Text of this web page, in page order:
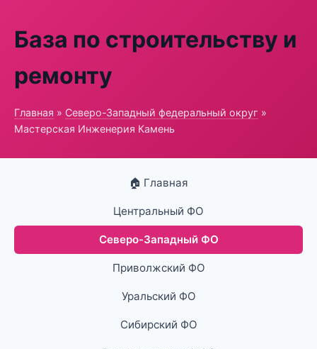
База по строительству и
ремонту
Главная » Северо-Западный федеральный округ »
Мастерская Инженерия Камень
🏠 Главная
Центральный ФО
Северо-Западный ФО
Приволжский ФО
Уральский ФО
Сибирский ФО